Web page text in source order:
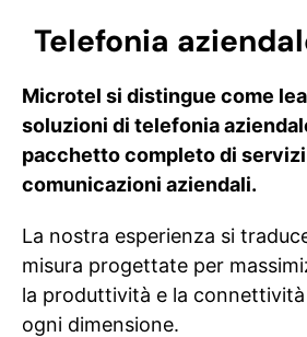
Telefonia
Microtel si distingue come
soluzioni di telefonia
pacchetto completo di
comunicazioni aziendali.
La nostra esperienza si
misura progettate per
la produttività e la
ogni dimensione.